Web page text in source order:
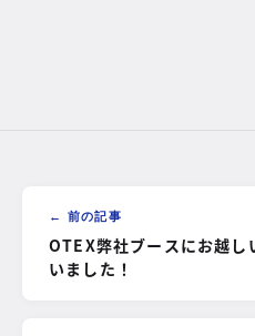
← 前の記事
OTEX弊社ブースにお越し
いました！